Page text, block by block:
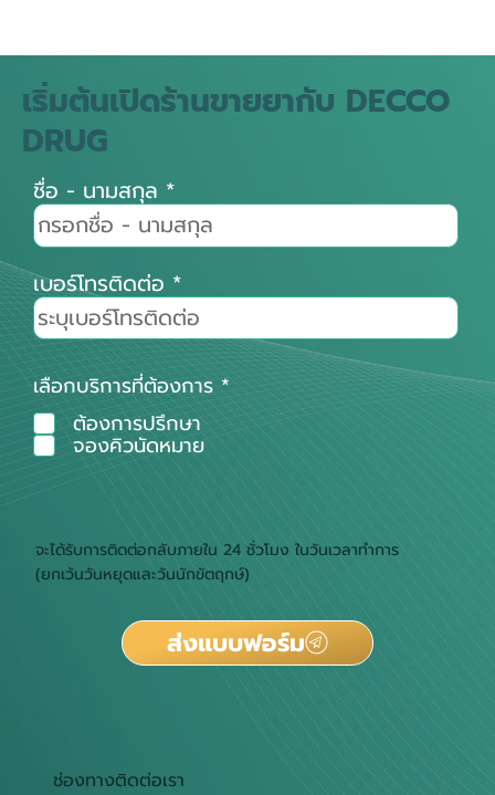
เริ่มต้นเปิดร้านขายยากับ DECCO
DRUG
ชื่อ - นามสกุล
เบอร์โทรติดต่อ
เลือกบริการที่ต้องการ *ต้
ต้องการปรึกษา
จองคิวนัดหมาย
จะได้รับการติดต่อกลับภายใน 24 ชั่วโมง ในวันเวลาทำการ
(ยกเว้นวันหยุดและวันนักขัตฤกษ์)
ส่งแบบฟอร์ม
ช่องทางติดต่อเรา